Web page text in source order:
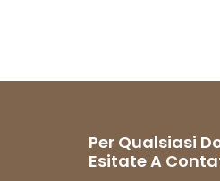
Per Qualsiasi
Esitate A